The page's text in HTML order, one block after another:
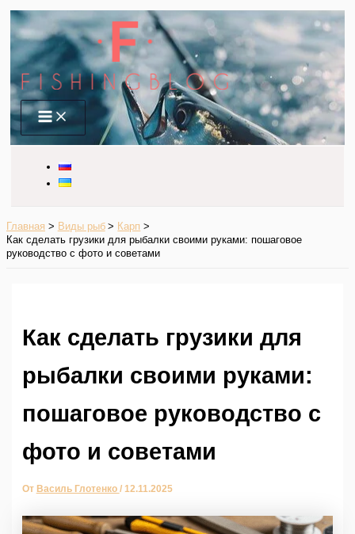
Перейти
содержимому
Main
Menu
Главная Виды рыб
Карп
Как сделать грузики для рыбалки своими руками: пошаговое
руководство с фото и советами
Как сделать грузики для
рыбалки своими руками:
пошаговое руководство с
фото и советами
От Василь Глотенко / 12.11.2025